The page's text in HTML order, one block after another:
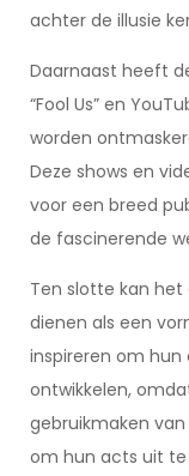
achter de illusie
Daarnaast heeft
“Fool Us” en
worden
Deze shows en
voor een breed
de fascinerende
Ten slotte kan
dienen als een
inspireren om
ontwikkelen,
gebruikmaken
om hun acts uit te